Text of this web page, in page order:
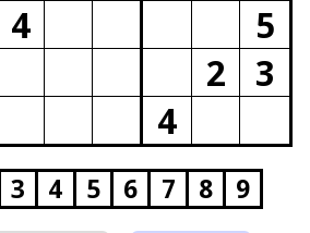
4
5
2
3
4
3 4 5 6 7 8 9